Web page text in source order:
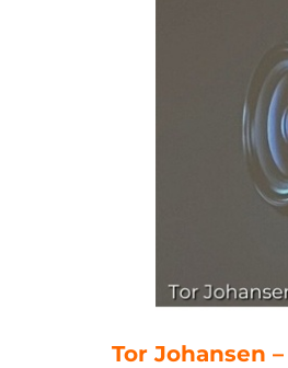
Tor Johansen